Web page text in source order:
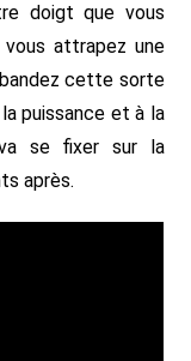
doigt que vous
vous attrapez une
cette sorte
puissance et à la
se fixer sur la
après.